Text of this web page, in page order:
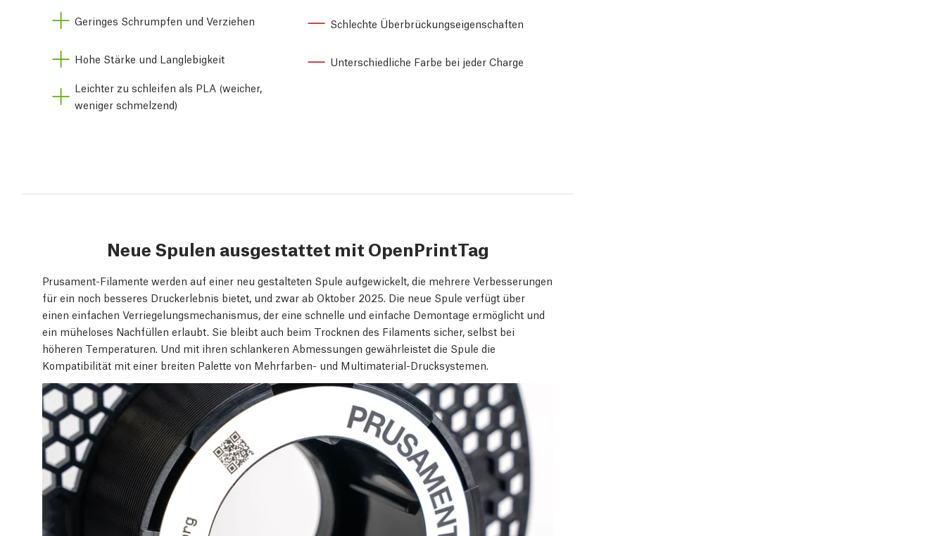
Geringes Schrumpfen und Verziehen
Hohe Stärke und Langlebigkeit
Leichter zu schleifen als PLA (weicher,
weniger schmelzend)
Schlechte Überbrückungseigenschaften
Unterschiedliche Farbe bei jeder Charge
Neue Spulen ausgestattet mit OpenPrintTag
Prusament-Filamente werden auf einer neu gestalteten Spule aufgewickelt, die mehrere Verbesserungen
für ein noch besseres Druckerlebnis bietet, und zwar ab Oktober 2025. Die neue Spule verfügt über
einen einfachen Verriegelungsmechanismus, der eine schnelle und einfache Demontage ermöglicht und
ein müheloses Nachfüllen erlaubt. Sie bleibt auch beim Trocknen des Filaments sicher, selbst bei
höheren Temperaturen. Und mit ihren schlankeren Abmessungen gewährleistet die Spule die
Kompatibilität mit einer breiten Palette von Mehrfarben- und Multimaterial-Drucksystemen.